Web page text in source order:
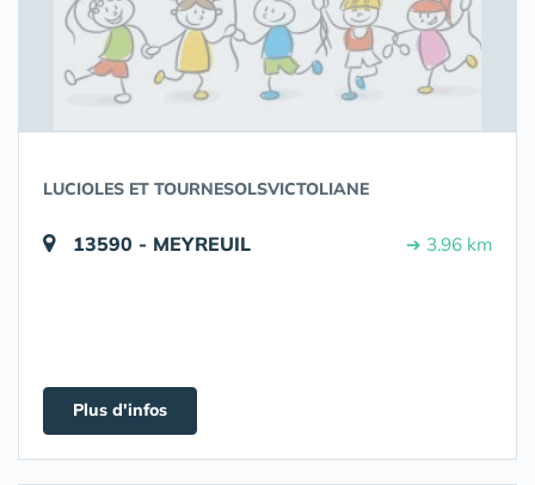
LUCIOLES ET TOURNESOLSVICTOLIANE
13590 - MEYREUIL ➔ 3.96 km
Plus d'infos